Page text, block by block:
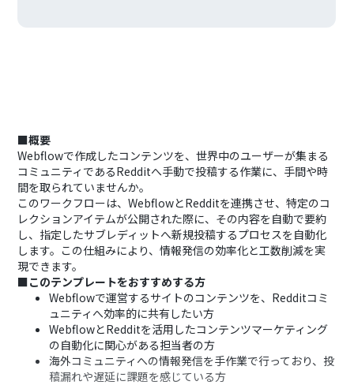
■概要
Webflowで作成したコンテンツを、世界中のユーザーが集まる
コミュニティであるRedditへ手動で投稿する作業に、手間や時
間を取られていませんか。
このワークフローは、WebflowとRedditを連携させ、特定のコ
レクションアイテムが公開された際に、その内容を自動で要約
し、指定したサブレディットへ新規投稿するプロセスを自動化
します。この仕組みにより、情報発信の効率化と工数削減を実
現できます。
■このテンプレートをおすすめする方
Webflowで運営するサイトのコンテンツを、Redditコミ
ュニティへ効率的に共有したい方
WebflowとRedditを活用したコンテンツマーケティング
の自動化に関心がある担当者の方
海外コミュニティへの情報発信を手作業で行っており、投
稿漏れや遅延に課題を感じている方